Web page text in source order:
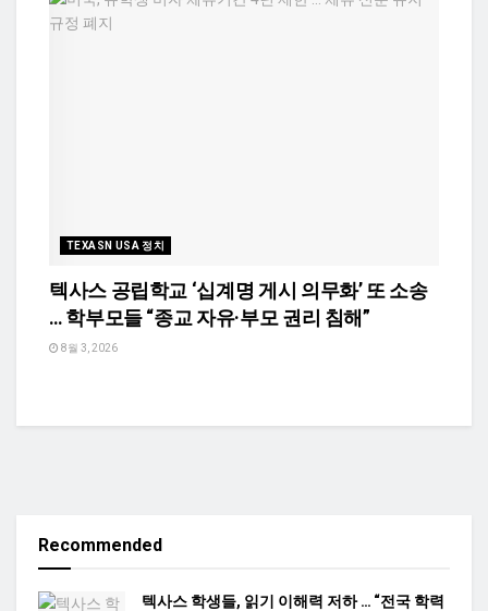
TEXASN USA 정치
텍사스 공립학교 ‘십계명 게시 의무화’ 또 소송
… 학부모들 “종교 자유·부모 권리 침해”
8월 3, 2026
Recommended
텍사스 학생들, 읽기 이해력 저하 … “전국 학력